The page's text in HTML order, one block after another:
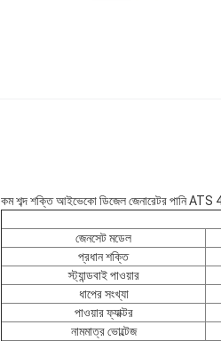
কম শব্দ শক্তি আইভেকো ডিজেল জেনারেটর পানি ATS
জেনসেট মডেল
প্রধান শক্তি
স্ট্যান্ডবাই পাওয়ার
ধাপের সংখ্যা
পাওয়ার ফ্যাক্টর
নামমাত্র ভোল্টেজ